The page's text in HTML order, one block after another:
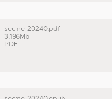
secme-20240.pdf
3.196Mb
PDF